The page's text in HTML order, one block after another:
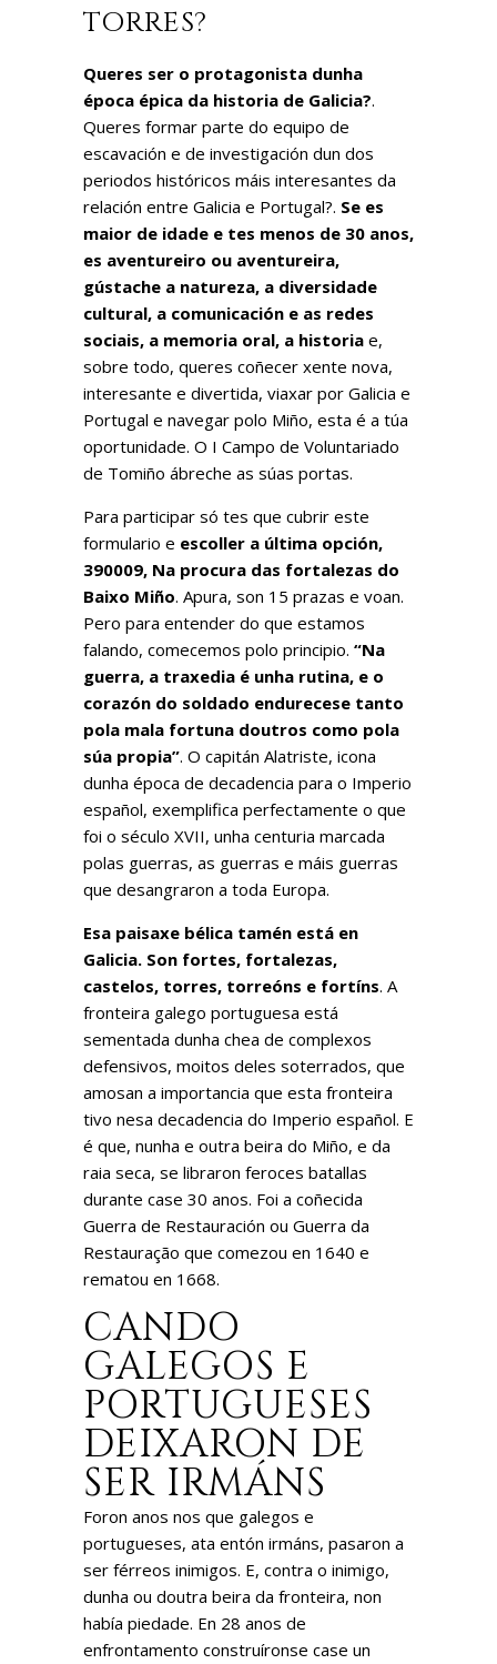
TORRES?
Queres ser o protagonista dunha
época épica da historia de Galicia?.
Queres formar parte do equipo de
escavación e de investigación dun dos
periodos históricos máis interesantes da
relación entre Galicia e Portugal?. Se es
maior de idade e tes menos de 30 anos,
es aventureiro ou aventureira,
gústache a natureza, a diversidade
cultural, a comunicación e as redes
sociais, a memoria oral, a historia e,
sobre todo, queres coñecer xente nova,
interesante e divertida, viaxar por Galicia e
Portugal e navegar polo Miño, esta é a túa
oportunidade. O I Campo de Voluntariado
de Tomiño ábreche as súas portas.
Para participar só tes que cubrir este
formulario e escoller a última opción,
390009, Na procura das fortalezas do
Baixo Miño. Apura, son 15 prazas e voan.
Pero para entender do que estamos
falando, comecemos polo principio. “Na
guerra, a traxedia é unha rutina, e o
corazón do soldado endurecese tanto
pola mala fortuna doutros como pola
súa propia”. O capitán Alatriste, icona
dunha época de decadencia para o Imperio
español, exemplifica perfectamente o que
foi o século XVII, unha centuria marcada
polas guerras, as guerras e máis guerras
que desangraron a toda Europa.
Esa paisaxe bélica tamén está en
Galicia. Son fortes, fortalezas,
castelos, torres, torreóns e fortíns. A
fronteira galego portuguesa está
sementada dunha chea de complexos
defensivos, moitos deles soterrados, que
amosan a importancia que esta fronteira
tivo nesa decadencia do Imperio español. E
é que, nunha e outra beira do Miño, e da
raia seca, se libraron feroces batallas
durante case 30 anos. Foi a coñecida
Guerra de Restauración ou Guerra da
Restauração que comezou en 1640 e
rematou en 1668.
CANDO
GALEGOS E
PORTUGUESES
DEIXARON DE
SER IRMÁNS
Foron anos nos que galegos e
portugueses, ata entón irmáns, pasaron a
ser férreos inimigos. E, contra o inimigo,
dunha ou doutra beira da fronteira, non
había piedade. En 28 anos de
enfrontamento construíronse case un